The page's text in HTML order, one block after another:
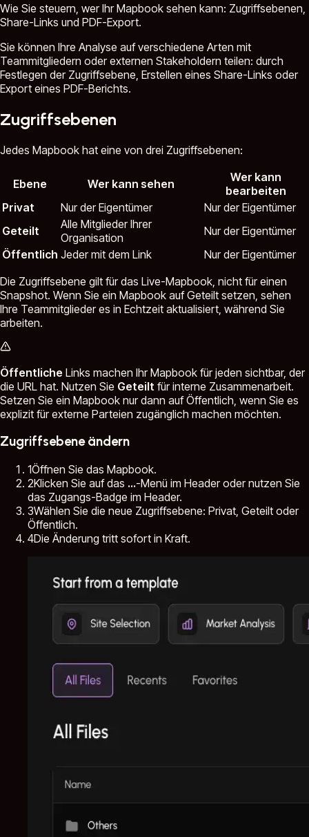
Wie Sie steuern, wer Ihr Mapbook sehen kann: Zugriffsebenen,
Share-Links und PDF-Export.
Sie können Ihre Analyse auf verschiedene Arten mit
Teammitgliedern oder externen Stakeholdern teilen: durch
Festlegen der Zugriffsebene, Erstellen eines Share-Links oder
Export eines PDF-Berichts.
Zugriffsebenen
Jedes Mapbook hat eine von drei Zugriffsebenen:
Ebene Wer kann sehen
Wer kann
bearbeiten
Privat
Nur der Eigentümer
Nur der Eigentümer
Geteilt
Alle Mitglieder Ihrer
Organisation
Nur der Eigentümer
Öffentlich Jeder mit dem Link
Nur der Eigentümer
Die Zugriffsebene gilt für das Live-Mapbook, nicht für einen
Snapshot. Wenn Sie ein Mapbook auf Geteilt setzen, sehen
Ihre Teammitglieder es in Echtzeit aktualisiert, während Sie
arbeiten.
Öffentliche Links machen Ihr Mapbook für jeden sichtbar, der
die URL hat. Nutzen Sie Geteilt für interne Zusammenarbeit.
Setzen Sie ein Mapbook nur dann auf Öffentlich, wenn Sie es
explizit für externe Parteien zugänglich machen möchten.
Zugriffsebene ändern
1Öffnen Sie das Mapbook.
2Klicken Sie auf das ...-Menü im Header oder nutzen Sie
das Zugangs-Badge im Header.
3Wählen Sie die neue Zugriffsebene: Privat, Geteilt oder
Öffentlich.
4Die Änderung tritt sofort in Kraft.